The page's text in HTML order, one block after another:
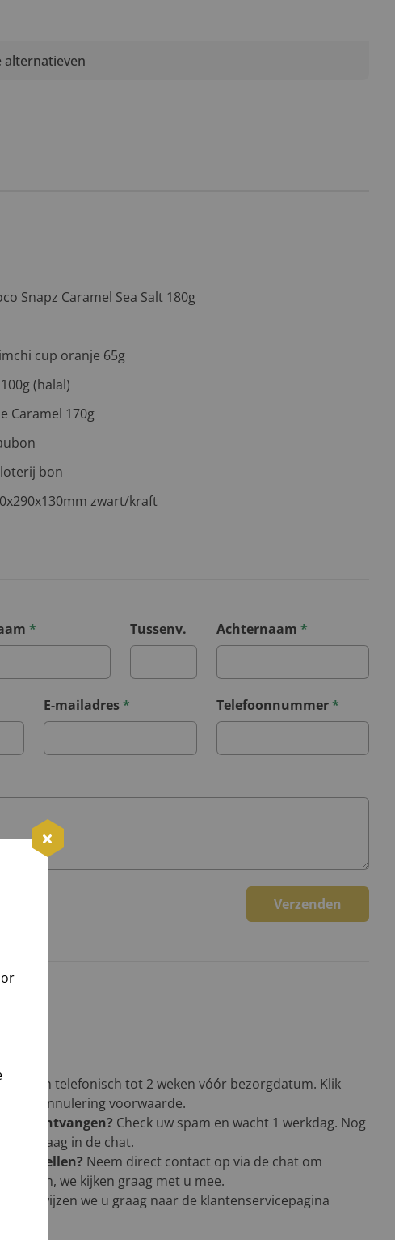
alternatieven
Snapz Caramel Sea Salt 180g
cup oranje 65g
(halal)
Caramel 170g
bon
zwart/kraft
* Tussenv. Achternaam *
E-mailadres* Telefoonnummer*
Verzenden
Alleen telefonisch tot 2 weken vóór bezorgdatum. Klik
en annulering voorwaarde.
ontvangen? Check uw spam en wacht 1 werkdag. Nog
uw vraag in de chat.
bestellen? Neem direct contact op via de chat om
we kijken graag met u mee.
verwijzen we u graag naar de klantenservicepagina